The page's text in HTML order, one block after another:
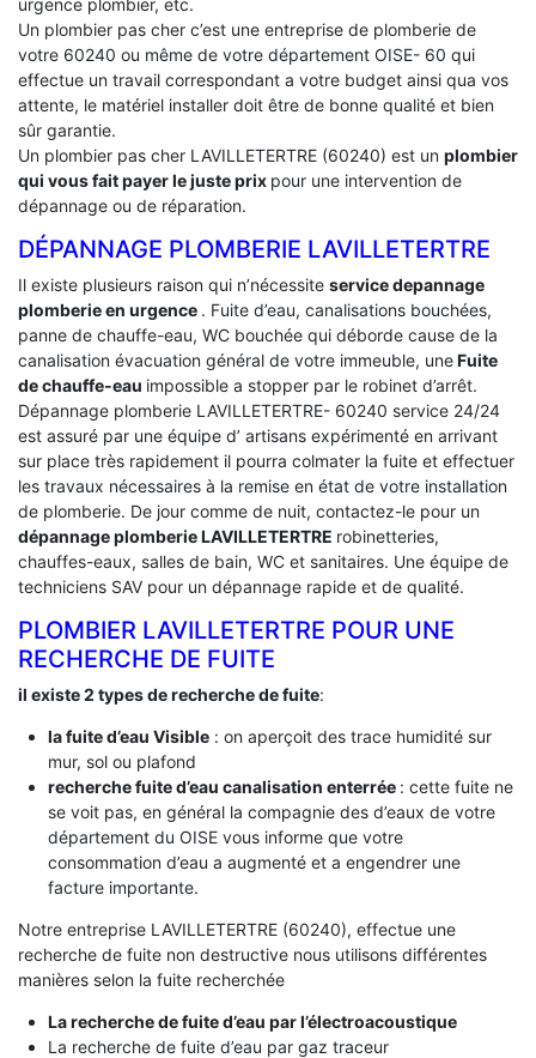
Un plombier pas cher c’est une entreprise de plomberie de
votre 60240 ou même de votre département OISE- 60 qui
effectue un travail correspondant a votre budget ainsi qua vos
attente, le matériel installer doit être de bonne qualité et bien
sûr garantie.
Un plombier pas cher LAVILLETERTRE (60240) est un plombier
qui vous fait payer le juste prix pour une intervention de
dépannage ou de réparation.
DÉPANNAGE PLOMBERIE LAVILLETERTRE
Il existe plusieurs raison qui n’nécessite service depannage
plomberie en urgence . Fuite d’eau, canalisations bouchées,
panne de chauffe-eau, WC bouchée qui déborde cause de la
canalisation évacuation général de votre immeuble, uneFuite
de chauffe-eau impossible a stopper par le robinet d’arrêt.
Dépannage plomberie LAVILLETERTRE- 60240 service 24/24
est assuré par une équipe d’ artisans expérimenté en arrivant
sur place très rapidement il pourra colmater la fuite et effectuer
les travaux nécessaires à la remise en état de votre installation
de plomberie. De jour comme de nuit, contactez-le pour un
dépannage plomberie LAVILLETERTRE robinetteries,
chauffes-eaux, salles de bain, WC et sanitaires. Une équipe de
techniciens SAV pour un dépannage rapide et de qualité.
PLOMBIER LAVILLETERTRE POUR UNE
RECHERCHE DE FUITE
il existe 2 types de recherche de fuite:
la fuite d’eau Visible: on aperçoit des trace humidité sur
mur, sol ou plafond
recherche fuite d’eau canalisation enterrée : cette fuite ne
se voit pas, en général la compagnie des d’eaux de votre
département du OISE vous informe que votre
consommation d’eau a augmenté et a engendrer une
facture importante.
Notre entreprise LAVILLETERTRE (60240), effectue une
recherche de fuite non destructive nous utilisons différentes
manières selon la fuite recherchée
La recherche de fuite d’eau par l’électroacoustique
La recherche de fuite d’eau par gaz traceur